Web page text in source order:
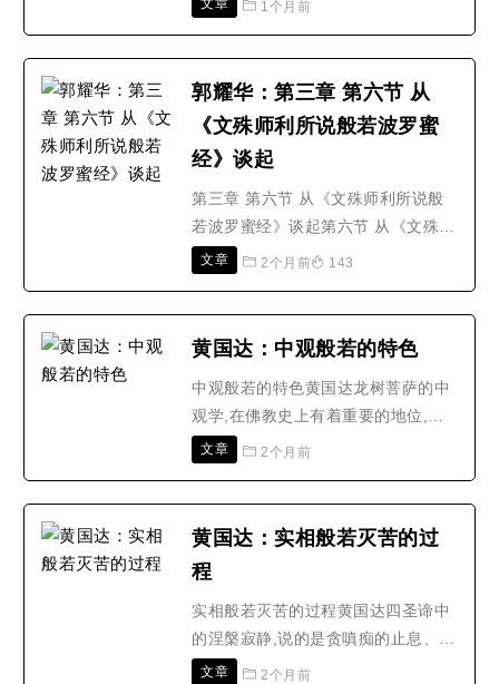
的是因为禅定在中国佛教中得到了创
特色的、生动活泼、别具一格的佛教
宗派弹宗。佛教源于佛祖释迦..
文章 1个月前
郭耀华：第三章 第六节 从
《文殊师利所说般若波罗蜜
经》谈起
第三章 第六节 从《文殊师利所说般
若波罗蜜经》谈起第六节 从《文殊师
利所说般若波罗蜜经》谈起一、法
身本不可见,我为众生故来见佛。佛法
有非无,非见非不见,如如实际,不去不
来,非无非非无,非处非..
文章 2个月前 143
黄国达：中观般若的特色
中观般若的特色黄国达龙树菩萨的中
观学,在佛教史上有着重要的地位,但
是一般人谈到修行,却不知中观如何
精髓。至于中观成为一个宗派思想,这
龙树菩萨依据般若等经典,阐发深义,
贯通阿含,并抉择部派思..
文章 2个月前
黄国达：实相般若灭苦的过
程
实相般若灭苦的过程黄国达四圣谛中
的涅槃寂静,说的是贪嗔痴的止息、苦
的息灭。但是到底贪嗔痴如何止息、
文章 2个月前